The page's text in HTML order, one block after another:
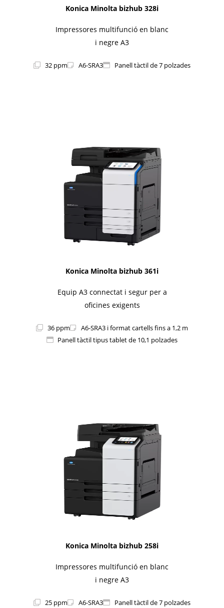
Konica Minolta bizhub 328i
Impressores multifunció en blanc
i negre A3
32 ppm A6-SRA3 Panell tàctil de 7 polzades
Konica Minolta bizhub 361i
Equip A3 connectat i segur per a
oficines exigents
36 ppm
A6-SRA3 i format cartells fins a 1,2 m
Panell tàctil tipus tablet de 10,1 polzades
Konica Minolta bizhub 258i
Impressores multifunció en blanc
i negre A3
25 ppm A6-SRA3 Panell tàctil de 7 polzades